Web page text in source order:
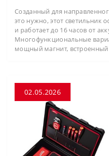
Созданный для
это нужно, этот светильник
и работает до 16 часов от
Многофункциональные
мощный магнит, встроенный
02.05.2026